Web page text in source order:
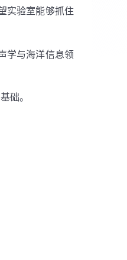
实验室能够抓住
学与海洋信息领
础。